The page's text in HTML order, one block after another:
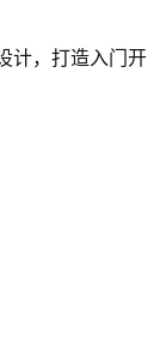
计，打造入门开